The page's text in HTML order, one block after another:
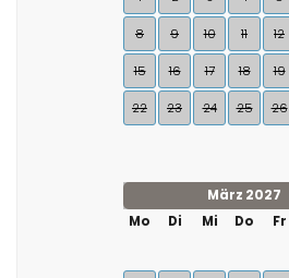
8 9 10 11 12
15 16 17 18 19
22 23 24 25 26
März 2027
Mo
Di Mi Do Fr